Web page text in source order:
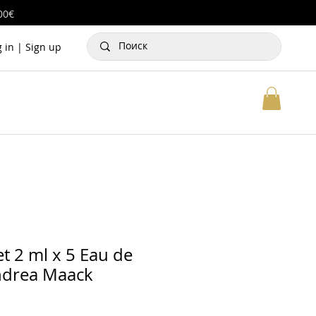
in | Sign up
2 ml x 5 Eau de
Maack